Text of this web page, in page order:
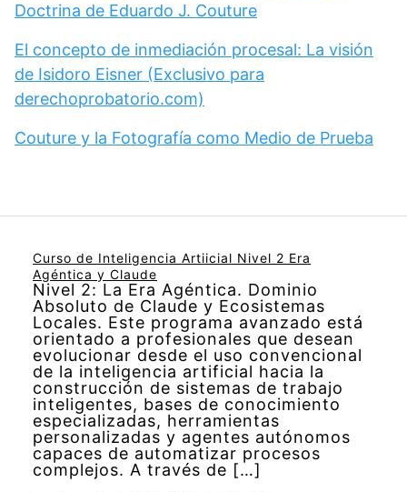
Doctrina de Eduardo J. Couture
El concepto de inmediación procesal: La visión
de Isidoro Eisner (Exclusivo para
derechoprobatorio.com)
Couture y la Fotografía como Medio de Prueba
Curso de Inteligencia Artiicial Nivel 2 Era
Agéntica y Claude
Nivel 2: La Era Agéntica. Dominio
Absoluto de Claude y Ecosistemas
Locales. Este programa avanzado está
orientado a profesionales que desean
evolucionar desde el uso convencional
de la inteligencia artificial hacia la
construcción de sistemas de trabajo
inteligentes, bases de conocimiento
especializadas, herramientas
personalizadas y agentes autónomos
capaces de automatizar procesos
complejos. A través de […]